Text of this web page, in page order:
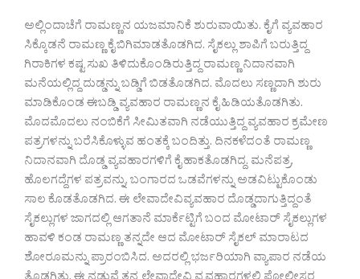
ಅಲ್ಲಿಂದಾಚೆಗೆ ರಾಮಣ್ಣನ ಯಜಮಾನಿಕೆ ಶುರುವಾಯಿತು. ಕೈಗೆ ವ್ಯವಹಾರ
ಸಿಕ್ಕೊಡನೆ ರಾಮಣ್ಣ ಕೈ ಬಿಗಿಮಾಡತೊಡಗಿದ. ಸೈಕಲ್ಲು ಶಾಪಿಗೆ ಬರುತ್ತಿದ್ದ
ಗಿರಾಕಿಗಳ ಕಷ್ಟ ಸುಖ ತಿಳಿದುಕೊಂಡಿರುತ್ತಿದ್ದ ರಾಮಣ್ಣ ನಿದಾನವಾಗಿ
ಮನೆಯಲ್ಲಿದ್ದ ದುಡ್ಡನ್ನು ಬಡ್ಡಿಗೆ ಬಿಡತೊಡಗಿದ. ಮೊದಲು ಸಣ್ಣದಾಗಿ ಶುರು
ಮಾಡಿಕೊಂಡ ಈಬಡ್ಡಿ ವ್ಯವಹಾರ ರಾಮಣ್ಣನ ಕೈ ಹಿಡಿಯತೊಡಗಿತು.
ಮೊದಮೊದಲು ನಂಬಿಕೆಗೆ ಸೀಮಿತವಾಗಿ ನಡೆಯುತ್ತಿದ್ದ ವ್ಯವಹಾರ ಕ್ರಮೇಣ
ಪತ್ರಗಳನ್ನು ಬರೆಸಿಕೊಳ್ಳುವ ಹಂತಕ್ಕೆ ಬಂದಿತ್ತು. ದಿನಕಳೆದಂತೆ ರಾಮಣ್ಣ
ನಿದಾನವಾಗಿ ದೊಡ್ಡ ವ್ಯವಹಾರಗಳಿಗೆ ಕೈ ಹಾಕತೊಡಗಿದ್ದ. ಮನೆಪತ್ರ,
ಹೊಲಗದ್ದೆಗಳ ಪತ್ರವನ್ನು, ಬಂಗಾರದ ಒಡವೆಗಳನ್ನು ಅಡವಿಟ್ಟುಕೊಂಡು
ಸಾಲ ಕೊಡತೊಡಗಿದ. ಈ ಲೇವಾದೇವಿವ್ಯವಹಾರ ದೊಡ್ಡದಾಗುತ್ತಿದ್ದಂತೆ
ಸೈಕಲ್ಲುಗಳ ಜಾಗದಲ್ಲಿ ಆಗತಾನೆ ಮಾರ್ಕೆಟ್ಟಿಗೆ ಬಂದ ಮೋಟಾರ್ ಸೈಕಲ್ಲುಗಳ
ಹಾವಳಿ ಕಂಡ ರಾಮಣ್ಣ ತನ್ನದೇ ಆದ ಮೋಟಾರ್ ಸೈಕಲ್ ಮಾರಾಟದ
ಶೋರೂಮನ್ನು ಪ್ರಾರಂಬಿಸಿದ. ಅದರಲ್ಲಿ ಭರ್ಜರಿಯಾಗಿ ವ್ಯಾಪಾರ ನಡೆಯ